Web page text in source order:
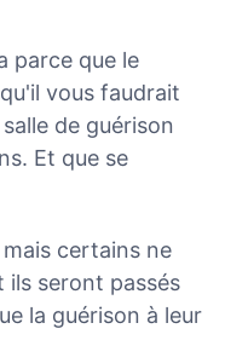
parce que le
vous faudrait
de guérison
Et que se
certains ne
seront passés
la guérison à leur